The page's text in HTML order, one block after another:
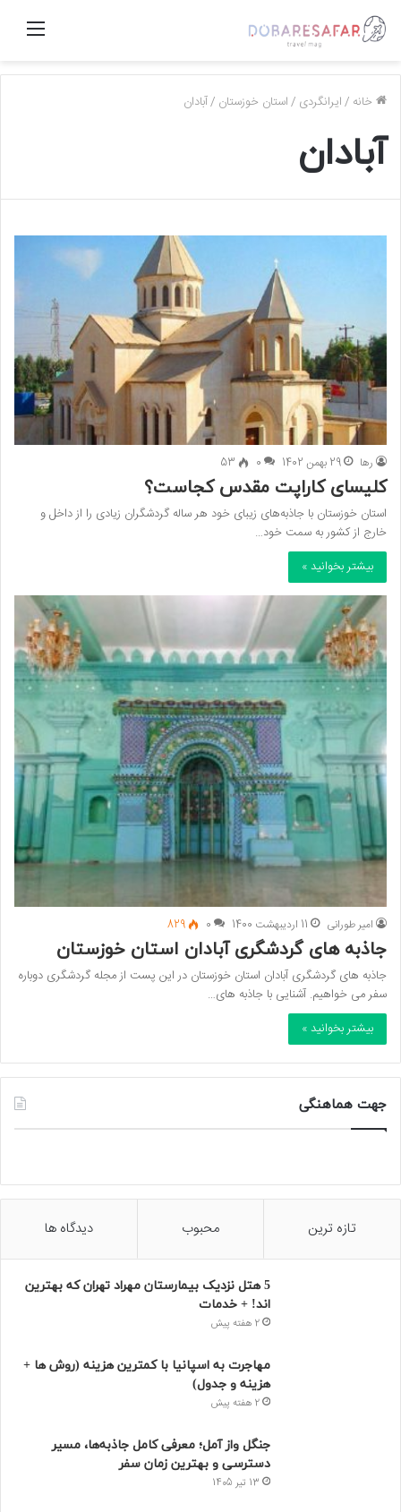
منو
خانه /ایرانگردی /استان خوزستان /آبادان
آبادان
رها 29 بهمن 1402 0
53
کلیسای کاراپت مقدس کجاست؟
استان خوزستان با جاذبه‌های زیبای خود هر ساله گردشگران زیادی را از داخل و
خارج از کشور به سمت خود…
بیشتر بخوانید »
امیر طورانی 11 اردیبهشت 1400 0
829
جاذبه های گردشگری آبادان استان خوزستان
جاذبه های گردشگری آبادان استان خوزستان در این پست از مجله گردشگری دوباره
سفر می خواهیم. آشنایی با جاذبه های…
بیشتر بخوانید »
جهت هماهنگی
تازه ترین محبوب دیدگاه ها
5 هتل نزدیک بیمارستان مهراد تهران که بهترین‌
اند! + خدمات
2 هفته پیش
مهاجرت به اسپانیا با کمترین هزینه (روش ها +
هزینه و جدول)
2 هفته پیش
جنگل واز آمل؛ معرفی کامل جاذبه‌ها، مسیر
دسترسی و بهترین زمان سفر
13 تیر 1405